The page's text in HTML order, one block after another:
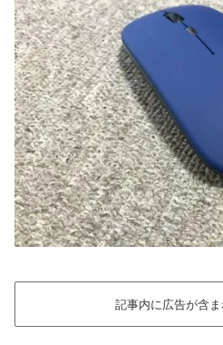
記事内に広告が含ま